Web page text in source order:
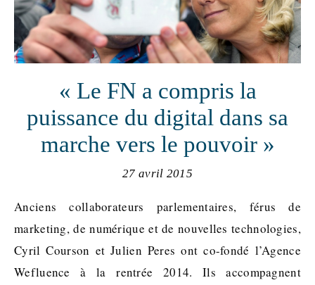
« Le FN a compris la
puissance du digital dans sa
marche vers le pouvoir »
27 avril 2015
Anciens collaborateurs parlementaires, férus de
marketing, de numérique et de nouvelles technologies,
Cyril Courson et Julien Peres ont co-fondé l’Agence
Wefluence à la rentrée 2014. Ils accompagnent